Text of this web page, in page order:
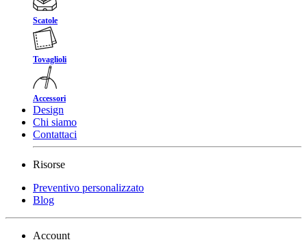
Scatole
Tovaglioli
Accessori
Design
Chi siamo
Contattaci
Risorse
Preventivo personalizzato
Blog
Account